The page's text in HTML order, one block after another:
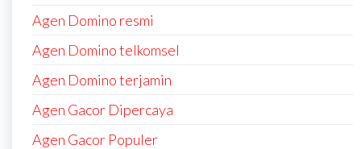
Agen Domino resmi
Agen Domino telkomsel
Agen Domino terjamin
Agen Gacor Dipercaya
Agen Gacor Populer